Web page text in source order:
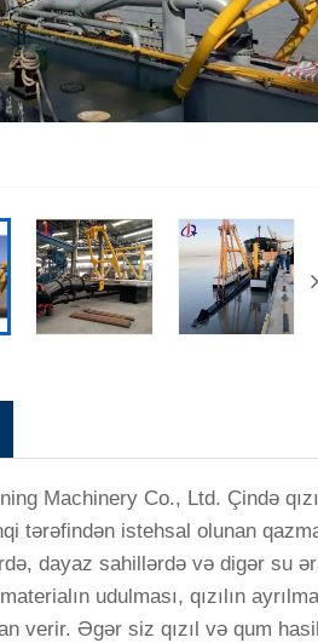
Machinery Co., Ltd. Çində
tərəfindən istehsal olunan
dayaz sahillərdə və digər su
udulması, qızılın
verir. Əgər siz qızıl və qum